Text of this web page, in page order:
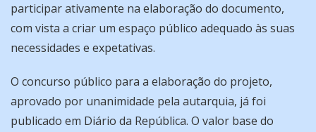
participar ativamente na elaboração do documento,
com vista a criar um espaço público adequado às suas
necessidades e expetativas.
O concurso público para a elaboração do projeto,
aprovado por unanimidade pela autarquia, já foi
publicado em Diário da República. O valor base do